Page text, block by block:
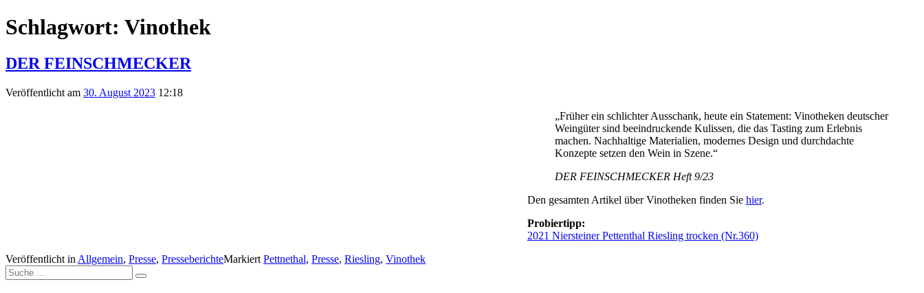
Schlagwort: Vinothek
DER FEINSCHMECKER
Veröffentlicht am 30. August 2023 12:18
„Früher ein schlichter Ausschank, heute ein Statement: Vinotheken deutscher
Weingüter sind beeindruckende Kulissen, die das Tasting zum Erlebnis
machen. Nachhaltige Materialien, modernes Design und durchdachte
Konzepte setzen den Wein in Szene.“
DER FEINSCHMECKER Heft 9/23
Den gesamten Artikel über Vinotheken finden Sie hier.
Probiertipp:
2021 Niersteiner Pettenthal Riesling trocken (Nr.360)
Veröffentlicht in Allgemein, Presse, PresseberichteMarkiert Pettnethal, Presse, Riesling, Vinothek
Suche
nach:
Suche